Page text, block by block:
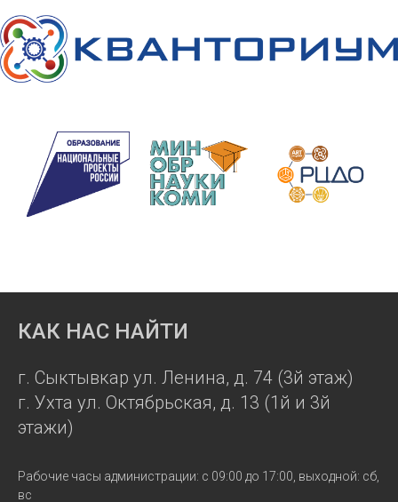
КАК НАС НАЙТИ
г. Сыктывкар ул. Ленина, д. 74 (3й этаж)
г. Ухта ул. Октябрьская, д. 13 (1й и 3й
этажи)
Рабочие часы администрации: с 09:00 до 17:00, выходной: сб,
вс